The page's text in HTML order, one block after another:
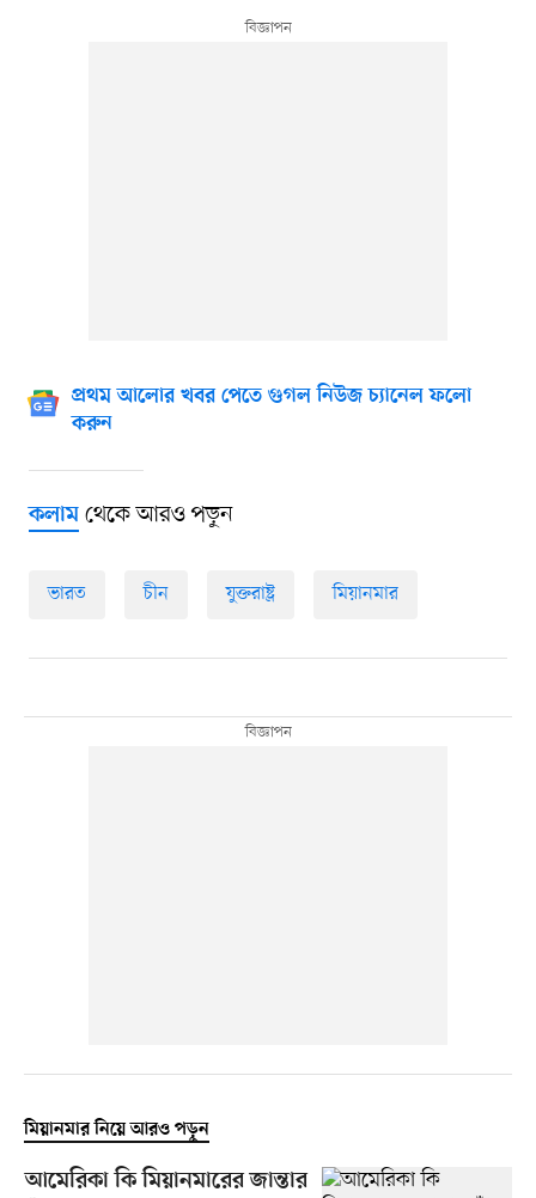
প্রথম আলোর খবর পেতে গুগল নিউজ চ্যানেল ফলো
করুন
কলামথেকে আরও পড়ুন
ভারত চীন যুক্তরাষ্ট্র মিয়ানমার
মিয়ানমার নিয়ে আরও পড়ুন
আমেরিকা কি মিয়ানমারের জান্তার